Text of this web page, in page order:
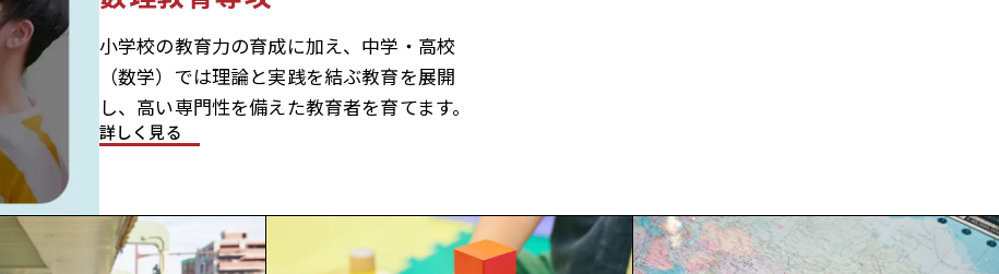
小学校の教育力の育成に加え、中学・高校
（数学）では理論と実践を結ぶ教育を展開
し、高い専門性を備えた教育者を育てます。
詳しく見る